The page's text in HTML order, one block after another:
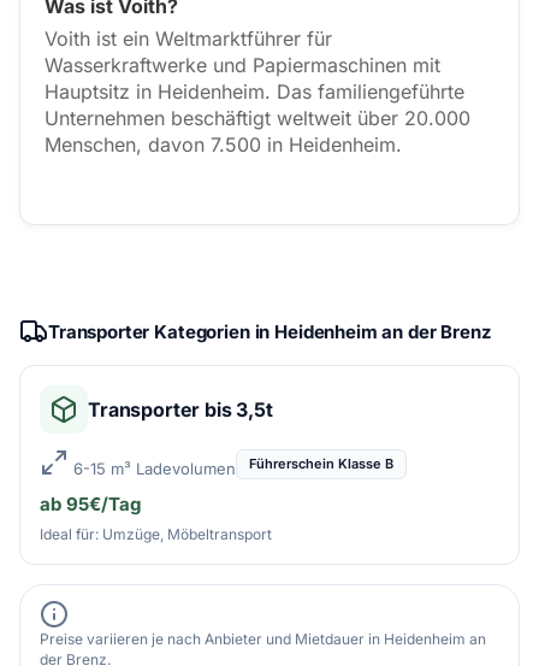
Was ist Voith?
Voith ist ein Weltmarktführer für
Wasserkraftwerke und Papiermaschinen mit
Hauptsitz in Heidenheim. Das familiengeführte
Unternehmen beschäftigt weltweit über 20.000
Menschen, davon 7.500 in Heidenheim.
Transporter Kategorien in Heidenheim an der Brenz
Transporter bis 3,5t
6-15 m³ Ladevolumen Führerschein Klasse B
ab 95€/Tag
Ideal für: Umzüge, Möbeltransport
Preise variieren je nach Anbieter und Mietdauer in Heidenheim an
der Brenz.